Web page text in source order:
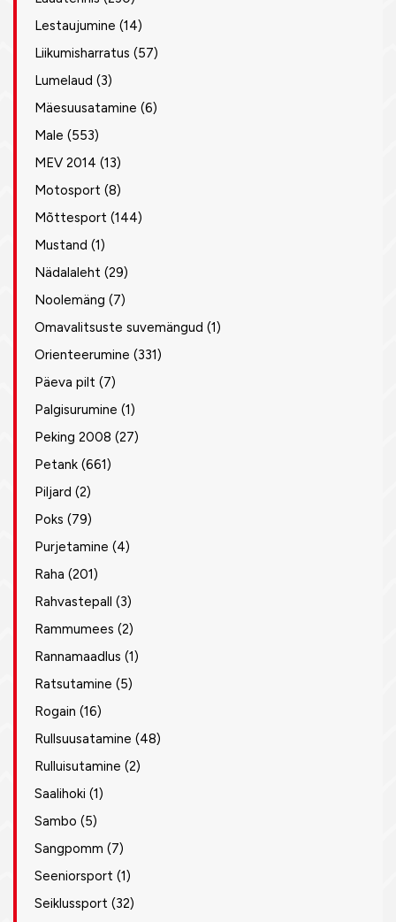
Lestaujumine (14)
Liikumisharratus (57)
Lumelaud (3)
Mäesuusatamine (6)
Male (553)
MEV 2014 (13)
Motosport (8)
Mõttesport (144)
Mustand (1)
Nädalaleht (29)
Noolemäng (7)
Omavalitsuste suvemängud (1)
Orienteerumine (331)
Päeva pilt (7)
Palgisurumine (1)
Peking 2008 (27)
Petank (661)
Piljard (2)
Poks (79)
Purjetamine (4)
Raha (201)
Rahvastepall (3)
Rammumees (2)
Rannamaadlus (1)
Ratsutamine (5)
Rogain (16)
Rullsuusatamine (48)
Rulluisutamine (2)
Saalihoki (1)
Sambo (5)
Sangpomm (7)
Seeniorsport (1)
Seiklussport (32)